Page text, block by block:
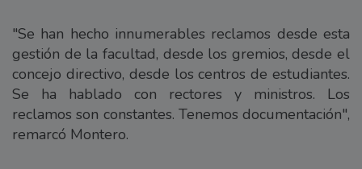
"Se han hecho innumerables reclamos desde esta
gestión de la facultad, desde los gremios, desde el
concejo directivo, desde los centros de estudiantes.
Se ha hablado con rectores y ministros. Los
reclamos son constantes. Tenemos documentación",
remarcó Montero.